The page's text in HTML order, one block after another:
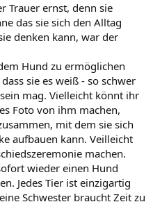
Trauer ernst, denn sie
das sie sich den Alltag
denken kann, war der
Hund zu ermöglichen
sie es weiß - so schwer
mag. Vielleicht könnt ihr
Foto von ihm machen,
mit dem sie sich
aufbauen kann. Veilleicht
machen.
wieder einen Hund
Jedes Tier ist einzigartig
Schwester braucht Zeit zu